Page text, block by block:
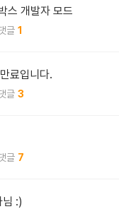
스 개발자 모드
1
료입니다.
3
7
님 :)